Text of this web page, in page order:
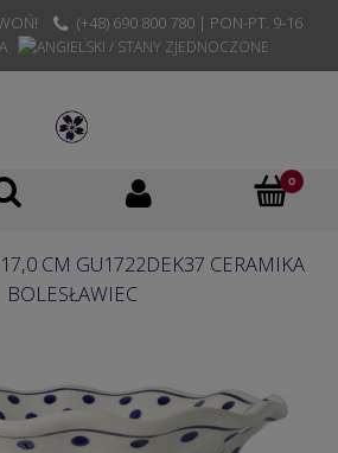
(+48) 690 800 780 | PON-PT. 9-16
CM GU1722DEK37 CERAMIKA
BOLESŁAWIEC